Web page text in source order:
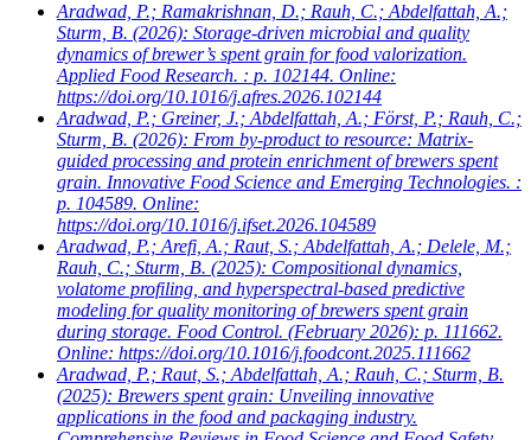
Aradwad, P.; Ramakrishnan, D.; Rauh, C.; Abdelfattah, A.;
Sturm, B. (2026): Storage-driven microbial and quality
dynamics of brewer’s spent grain for food valorization.
Applied Food Research. : p. 102144. Online:
https://doi.org/10.1016/j.afres.2026.102144
Aradwad, P.; Greiner, J.; Abdelfattah, A.; Först, P.; Rauh, C.;
Sturm, B. (2026): From by-product to resource: Matrix-
guided processing and protein enrichment of brewers spent
grain. Innovative Food Science and Emerging Technologies. :
p. 104589. Online:
https://doi.org/10.1016/j.ifset.2026.104589
Aradwad, P.; Arefi, A.; Raut, S.; Abdelfattah, A.; Delele, M.;
Rauh, C.; Sturm, B. (2025): Compositional dynamics,
volatome profiling, and hyperspectral-based predictive
modeling for quality monitoring of brewers spent grain
during storage. Food Control. (February 2026): p. 111662.
Online: https://doi.org/10.1016/j.foodcont.2025.111662
Aradwad, P.; Raut, S.; Abdelfattah, A.; Rauh, C.; Sturm, B.
(2025): Brewers spent grain: Unveiling innovative
applications in the food and packaging industry.